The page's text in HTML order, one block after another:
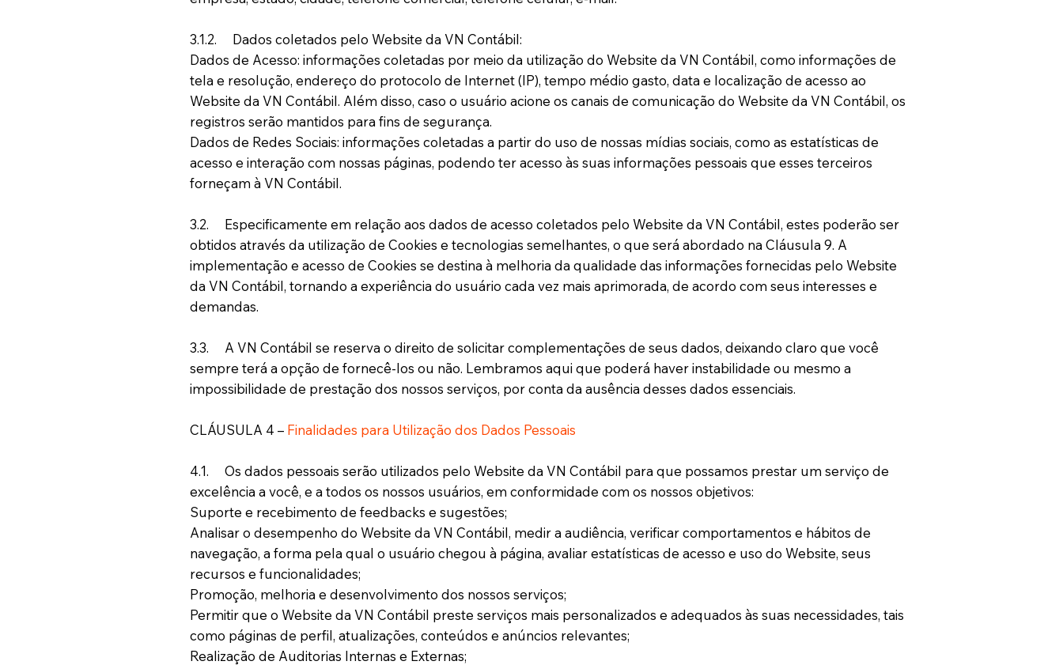
3.1.2. Dados coletados pelo Website da VN Contábil:
Dados de Acesso: informações coletadas por meio da utilização do Website da VN Contábil, como informações de
tela e resolução, endereço do protocolo de Internet (IP), tempo médio gasto, data e localização de acesso ao
Website da VN Contábil. Além disso, caso o usuário acione os canais de comunicação do Website da VN Contábil, os
registros serão mantidos para fins de segurança.
Dados de Redes Sociais: informações coletadas a partir do uso de nossas mídias sociais, como as estatísticas de
acesso e interação com nossas páginas, podendo ter acesso às suas informações pessoais que esses terceiros
forneçam à VN Contábil.
3.2. Especificamente em relação aos dados de acesso coletados pelo Website da VN Contábil, estes poderão ser
obtidos através da utilização de Cookies e tecnologias semelhantes, o que será abordado na Cláusula 9. A
implementação e acesso de Cookies se destina à melhoria da qualidade das informações fornecidas pelo Website
da VN Contábil, tornando a experiência do usuário cada vez mais aprimorada, de acordo com seus interesses e
demandas.
3.3. A VN Contábil se reserva o direito de solicitar complementações de seus dados, deixando claro que você
sempre terá a opção de fornecê-los ou não. Lembramos aqui que poderá haver instabilidade ou mesmo a
impossibilidade de prestação dos nossos serviços, por conta da ausência desses dados essenciais.
CLÁUSULA 4 –Finalidades para Utilização dos Dados Pessoais
4.1. Os dados pessoais serão utilizados pelo Website da VN Contábil para que possamos prestar um serviço de
excelência a você, e a todos os nossos usuários, em conformidade com os nossos objetivos:
Suporte e recebimento de feedbacks e sugestões;
Analisar o desempenho do Website da VN Contábil, medir a audiência, verificar comportamentos e hábitos de
navegação, a forma pela qual o usuário chegou à página, avaliar estatísticas de acesso e uso do Website, seus
recursos e funcionalidades;
Promoção, melhoria e desenvolvimento dos nossos serviços;
Permitir que o Website da VN Contábil preste serviços mais personalizados e adequados às suas necessidades, tais
como páginas de perfil, atualizações, conteúdos e anúncios relevantes;
Realização de Auditorias Internas e Externas;